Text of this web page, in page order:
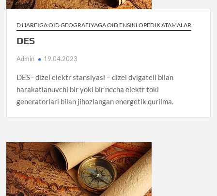
D HARFIGA OID GEOGRAFIYAGA OID ENSIKLOPEDIK ATAMALAR
DES
Admin 19.04.2023
DES– dizel elektr stansiyasi – dizel dvigateli bilan
harakatlanuvchi bir yoki bir necha elektr toki
generatorlari bilan jihozlangan energetik qurilma.